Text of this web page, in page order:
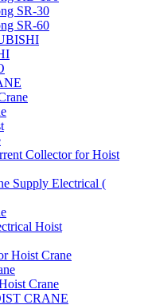
SR-30
SR-60
Collector for Hoist
Supply Electrical (
Hoist
Hoist Crane
Crane
CRANE